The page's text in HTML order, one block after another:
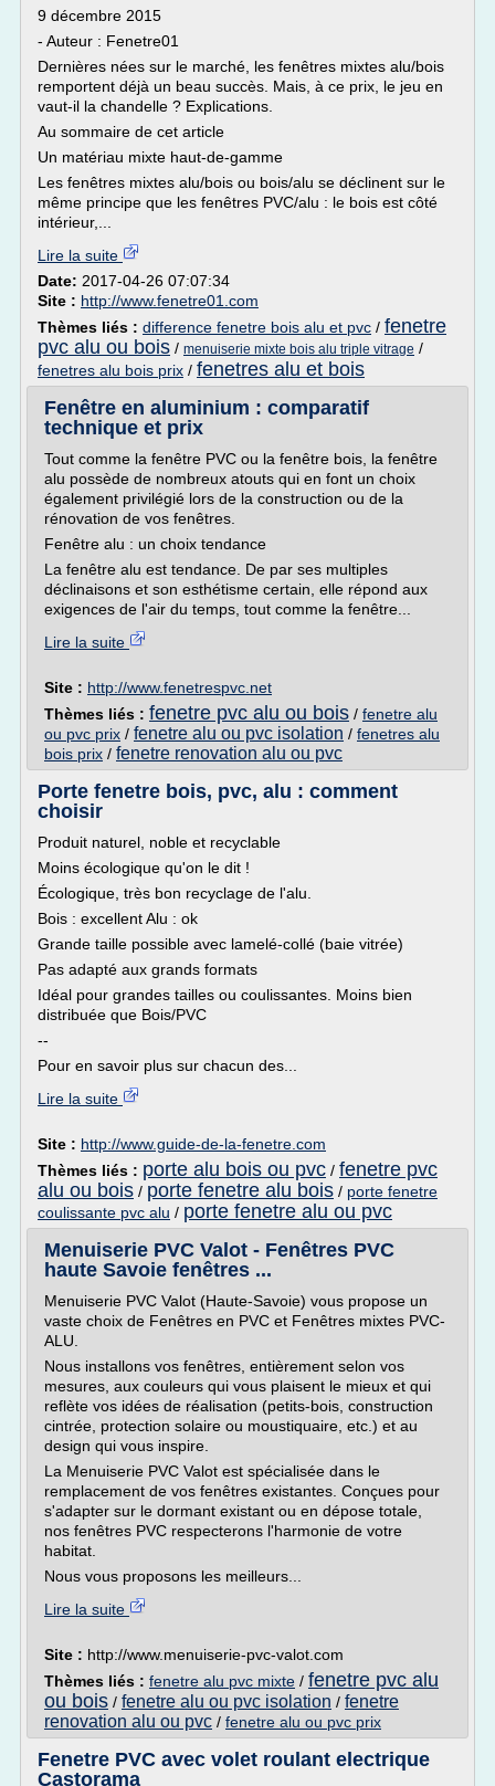
9 décembre 2015
- Auteur : Fenetre01
Dernières nées sur le marché, les fenêtres mixtes alu/bois
remportent déjà un beau succès. Mais, à ce prix, le jeu en
vaut-il la chandelle ? Explications.
Au sommaire de cet article
Un matériau mixte haut-de-gamme
Les fenêtres mixtes alu/bois ou bois/alu se déclinent sur le
même principe que les fenêtres PVC/alu : le bois est côté
intérieur,...
Lire la suite
Date: 2017-04-26 07:07:34
Site : http://www.fenetre01.com
Thèmes liés : difference fenetre bois alu et pvc / fenetre
pvc alu ou bois / menuiserie mixte bois alu triple vitrage /
fenetres alu bois prix / fenetres alu et bois
Fenêtre en aluminium : comparatif
technique et prix
Tout comme la fenêtre PVC ou la fenêtre bois, la fenêtre
alu possède de nombreux atouts qui en font un choix
également privilégié lors de la construction ou de la
rénovation de vos fenêtres.
Fenêtre alu : un choix tendance
La fenêtre alu est tendance. De par ses multiples
déclinaisons et son esthétisme certain, elle répond aux
exigences de l'air du temps, tout comme la fenêtre...
Lire la suite
Site : http://www.fenetrespvc.net
Thèmes liés : fenetre pvc alu ou bois / fenetre alu
ou pvc prix / fenetre alu ou pvc isolation / fenetres alu
bois prix / fenetre renovation alu ou pvc
Porte fenetre bois, pvc, alu : comment
choisir
Produit naturel, noble et recyclable
Moins écologique qu'on le dit !
Écologique, très bon recyclage de l'alu.
Bois : excellent Alu : ok
Grande taille possible avec lamelé-collé (baie vitrée)
Pas adapté aux grands formats
Idéal pour grandes tailles ou coulissantes. Moins bien
distribuée que Bois/PVC
--
Pour en savoir plus sur chacun des...
Lire la suite
Site : http://www.guide-de-la-fenetre.com
Thèmes liés : porte alu bois ou pvc / fenetre pvc
alu ou bois / porte fenetre alu bois / porte fenetre
coulissante pvc alu / porte fenetre alu ou pvc
Menuiserie PVC Valot - Fenêtres PVC
haute Savoie fenêtres ...
Menuiserie PVC Valot (Haute-Savoie) vous propose un
vaste choix de Fenêtres en PVC et Fenêtres mixtes PVC-
ALU.
Nous installons vos fenêtres, entièrement selon vos
mesures, aux couleurs qui vous plaisent le mieux et qui
reflète vos idées de réalisation (petits-bois, construction
cintrée, protection solaire ou moustiquaire, etc.) et au
design qui vous inspire.
La Menuiserie PVC Valot est spécialisée dans le
remplacement de vos fenêtres existantes. Conçues pour
s'adapter sur le dormant existant ou en dépose totale,
nos fenêtres PVC respecterons l'harmonie de votre
habitat.
Nous vous proposons les meilleurs...
Lire la suite
Site : http://www.menuiserie-pvc-valot.com
Thèmes liés : fenetre alu pvc mixte / fenetre pvc alu
ou bois / fenetre alu ou pvc isolation / fenetre
renovation alu ou pvc / fenetre alu ou pvc prix
Fenetre PVC avec volet roulant electrique
Castorama